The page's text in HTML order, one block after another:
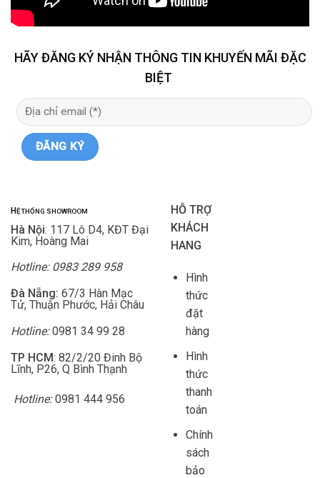
HÃY ĐĂNG KÝ NHẬN THÔNG TIN KHUYẾN MÃI ĐẶC
BIỆT
HỆ THỐNG SHOWROOM
Hà Nội: 117 Lô D4, KĐT Đại
Kim, Hoàng Mai
Hotline: 0983 289 958
Đà Nẵng: 67/3 Hàn Mạc
Tử, Thuận Phước, Hải Châu
Hotline:0981 34 99 28
TP HCM: 82/2/20 Đinh Bộ
Lĩnh, P26, Q Bình Thạnh
Hotline:0981 444 956
HỖ TRỢ
KHÁCH
HANG
Hình
thức
đặt
hàng
Hình
thức
thanh
toán
Chính
sách
bảo